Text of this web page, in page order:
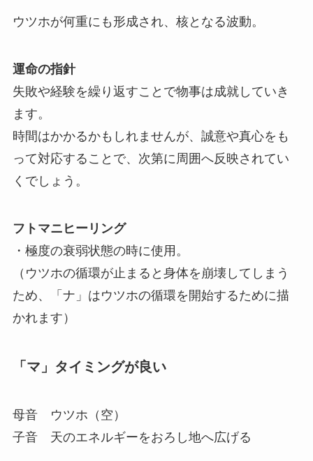
ウツホが何重にも形成され、核となる波動。
運命の指針
失敗や経験を繰り返すことで物事は成就していき
ます。
時間はかかるかもしれませんが、誠意や真心をも
って対応することで、次第に周囲へ反映されてい
くでしょう。
フトマニヒーリング
・極度の衰弱状態の時に使用。
（ウツホの循環が止まると身体を崩壊してしまう
ため、「ナ」はウツホの循環を開始するために描
かれます）
「マ」タイミングが良い
母音 ウツホ（空）
子音 天のエネルギーをおろし地へ広げる